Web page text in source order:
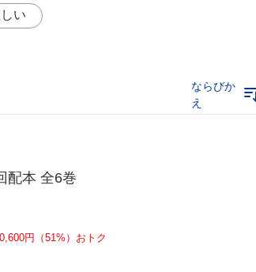
い
ならびか
え
配本 全6巻
円（51%）おトク